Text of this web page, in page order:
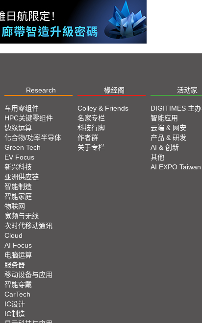
Research 椽经阁 活动家
车用零组件
HPC关键零组件
边缘运算
化合物/功率半导体
Green Tech
EV Focus
新兴科技
亚洲供应链
智能制造
智能家庭
物联网
宽频与无线
次时代移动通讯
Cloud
AI Focus
电脑运算
服务器
移动设备与应用
智能穿戴
CarTech
IC设计
IC制造
Colley & Friends
名家专栏
科技行脚
作者群
关于专栏
DIGITIMES 主办
智能应用
云端 & 网安
产品 & 研发
AI & 创新
其他
AI EXPO Taiwan